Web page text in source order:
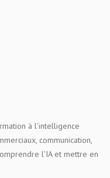
à l'intelligence
communication,
l'IA et mettre en